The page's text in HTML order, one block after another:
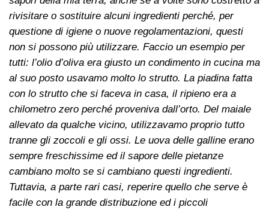
rivisitare o sostituire alcuni ingredienti perché, per
questione di igiene o nuove regolamentazioni, questi
non si possono più utilizzare. Faccio un esempio per
tutti: l’olio d’oliva era giusto un condimento in cucina ma
al suo posto usavamo molto lo strutto. La piadina fatta
con lo strutto che si faceva in casa, il ripieno era a
chilometro zero perché proveniva dall’orto. Del maiale
allevato da qualche vicino, utilizzavamo proprio tutto
tranne gli zoccoli e gli ossi. Le uova delle galline erano
sempre freschissime ed il sapore delle pietanze
cambiano molto se si cambiano questi ingredienti.
Tuttavia, a parte rari casi, reperire quello che serve è
facile con la grande distribuzione ed i piccoli